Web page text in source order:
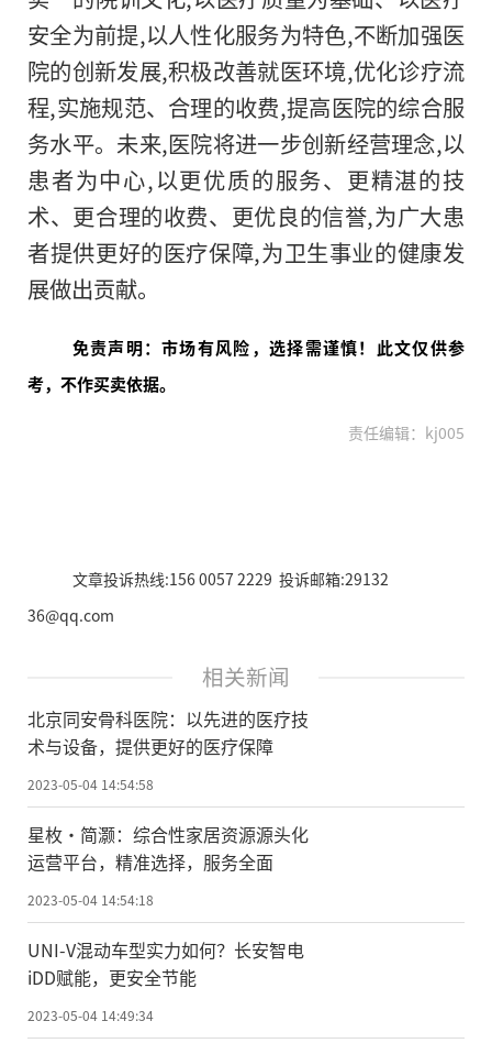
安全为前提,以人性化服务为特色,不断加强医
院的创新发展,积极改善就医环境,优化诊疗流
程,实施规范、合理的收费,提高医院的综合服
务水平。未来,医院将进一步创新经营理念,以
患者为中心,以更优质的服务、更精湛的技
术、更合理的收费、更优良的信誉,为广大患
者提供更好的医疗保障,为卫生事业的健康发
展做出贡献。
免责声明：市场有风险，选择需谨慎！此文仅供参
考，不作买卖依据。
责任编辑：kj005
文章投诉热线:156 0057 2229 投诉邮箱:29132
36@qq.com
相关新闻
北京同安骨科医院：以先进的医疗技
术与设备，提供更好的医疗保障
2023-05-04 14:54:58
星枚·简灏：综合性家居资源源头化
运营平台，精准选择，服务全面
2023-05-04 14:54:18
UNI-V混动车型实力如何？长安智电
iDD赋能，更安全节能
2023-05-04 14:49:34